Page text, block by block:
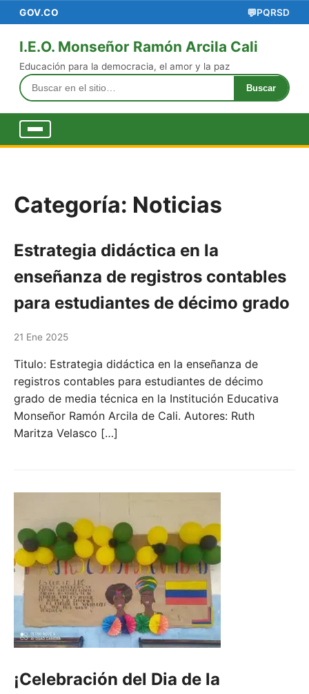
GOV.CO 💬PQRSD
I.E.O. Monseñor Ramón Arcila Cali
Educación para la democracia, el amor y la paz
Buscar
Buscar
Abrir
menú
Categoría: Noticias
Estrategia didáctica en la
enseñanza de registros contables
para estudiantes de décimo grado
21 Ene 2025
Titulo: Estrategia didáctica en la enseñanza de
registros contables para estudiantes de décimo
grado de media técnica en la Institución Educativa
Monseñor Ramón Arcila de Cali. Autores: Ruth
Maritza Velasco […]
¡Celebración del Dia de la